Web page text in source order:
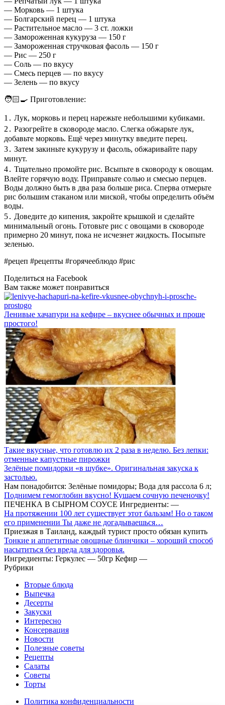
— Морковь — 1 штука
— Болгарский перец — 1 штука
— Растительное масло — 3 ст. ложки
— Замороженная кукуруза — 150 г
— Замороженная стручковая фасоль — 150 г
— Рис — 250 г
— Соль — по вкусу
— Смесь перцев — по вкусу
— Зелень — по вкусу
🧑🏻‍🍳 Приготовление:
1․ Лук, морковь и перец нарежьте небольшими кубиками.
2․ Разогрейте в сковороде масло. Слегка обжарьте лук,
добавьте морковь. Ещё через минутку введите перец.
3․ Затем закиньте кукурузу и фасоль, обжаривайте пару
минут.
4․ Тщательно промойте рис. Всыпьте в сковороду к овощам.
Влейте горячую воду. Приправьте солью и смесью перцев.
Воды должно быть в два раза больше риса. Сперва отмерьте
рис большим стаканом или миской, чтобы определить объём
воды.
5․ Доведите до кипения, закройте крышкой и сделайте
минимальный огонь. Готовьте рис с овощами в сковороде
примерно 20 минут, пока не исчезнет жидкость. Посыпьте
зеленью.
#рецеп #рецепты #горячееблюдо #рис
Поделиться на Facebook
Вам также может понравиться
Ленивые хачапури на кефире – вкуснее обычных и проще
простого!
Такие вкусные, что готовлю их 2 раза в неделю. Без лепки:
отменные капустные пирожки
Зелёные помидорки «в шубке». Оригинальная закуска к
застолью.
Нам понадобится: Зелёные помидоры; Вода для рассола 6 л;
Поднимем гемоглобин вкусно! Кушаем сочную печеночку!
ПЕЧЕНКА В СЫРНОМ СОУСЕ Ингредиенты: —
На протяжении 100 лет существует этот бальзам! Но о таком
его применении Ты даже не догадываешься…
Приезжая в Таиланд, каждый турист просто обязан купить
Тонкие и аппетитные овощные блинчики – хороший способ
насытиться без вреда для здоровья.
Ингредиенты: Геркулес — 50гр Кефир —
Рубрики
Вторые блюда
Выпечка
Десерты
Закуски
Интересно
Консервация
Новости
Полезные советы
Рецепты
Салаты
Советы
Торты
Политика конфиденциальности